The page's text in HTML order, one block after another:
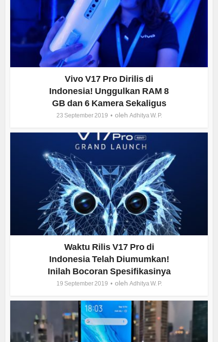
Vivo V17 Pro Dirilis di
Indonesia! Unggulkan RAM 8
GB dan 6 Kamera Sekaligus
23 September 2019 oleh Adhitya W. P.
Waktu Rilis V17 Pro di
Indonesia Telah Diumumkan!
Inilah Bocoran Spesifikasinya
19 September 2019 oleh Adhitya W. P.